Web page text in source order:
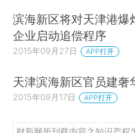
滨海新区将对天津港爆
企业启动追偿程序
2015年09月27日 APP打开
天津滨海新区官员建奢
2015年09月17日 APP打开